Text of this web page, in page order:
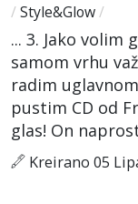
/ Style&Glow/
... 3. Jako volim
samom vrhu
radim
pustim CD od
glas! On
Kreirano 05